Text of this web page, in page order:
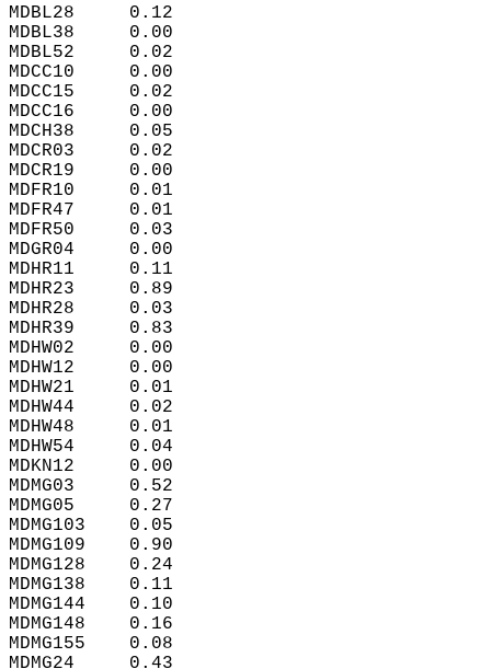
MDBL28     0.12
MDBL38     0.00
MDBL52     0.02
MDCC10     0.00
MDCC15     0.02
MDCC16     0.00
MDCH38     0.05
MDCR03     0.02
MDCR19     0.00
MDFR10     0.01
MDFR47     0.01
MDFR50     0.03
MDGR04     0.00
MDHR11     0.11
MDHR23     0.89
MDHR28     0.03
MDHR39     0.83
MDHW02     0.00
MDHW12     0.00
MDHW21     0.01
MDHW44     0.02
MDHW48     0.01
MDHW54     0.04
MDKN12     0.00
MDMG03     0.52
MDMG05     0.27
MDMG103    0.05
MDMG109    0.90
MDMG128    0.24
MDMG138    0.11
MDMG144    0.10
MDMG148    0.16
MDMG155    0.08
MDMG24     0.43